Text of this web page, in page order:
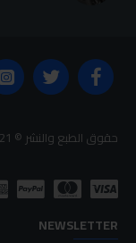
حقوق الطبع والنشر © 2021 جميع الحقوق محفوظة sabrystores.com. من تصميم-
NEWSLETTER